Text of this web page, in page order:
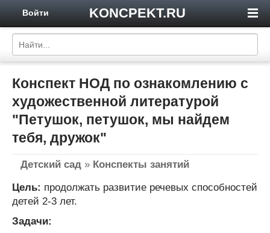
KONCPEKT.RU
Войти
Конспект НОД по ознакомлению с
художественной литературой
"Петушок, петушок, мы найдем
тебя, дружок"
Детский сад » Конспекты занятий
Цель: продолжать развитие речевых способностей
детей 2-3 лет.
Задачи: